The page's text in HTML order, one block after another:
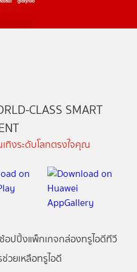
CLASS SMART
ทิงระดับโลกตรงใจคุณ
ช้อปปิ้งแพ็กเกจกล่องทรูไอดีทีวี
วยเหลือทรูไอดี